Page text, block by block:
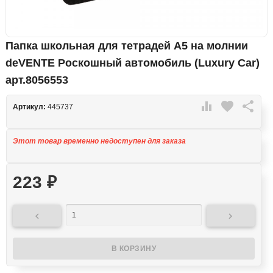
Папка школьная для тетрадей А5 на молнии
deVENTE Роскошный автомобиль (Luxury Car)
арт.8056553
 favorite 
Артикул: 445737
Этот товар временно недоступен для заказа
223 ₽
 